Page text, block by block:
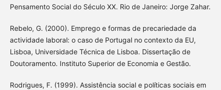
Pensamento Social do Século XX. Rio de Janeiro: Jorge Zahar.
Rebelo, G. (2000). Emprego e formas de precariedade da
actividade laboral: o caso de Portugal no contexto da EU,
Lisboa, Universidade Técnica de Lisboa. Dissertação de
Doutoramento. Instituto Superior de Economia e Gestão.
Rodrigues, F. (1999). Assistência social e políticas sociais em